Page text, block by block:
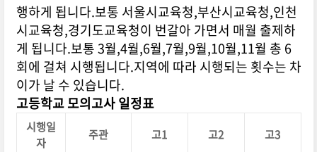
행하게 됩니다.보통 서울시교육청,부산시교육청,인천
시교육청,경기도교육청이 번갈아 가면서 매월 출제하
게 됩니다.보통 3월,4월,6월,7월,9월,10월,11월 총 6
회에 걸쳐 시행됩니다.지역에 따라 시행되는 횟수는 차
이가 날 수 있습니다.
고등학교 모의고사 일정표
시행일
자
주관 고1 고2 고3